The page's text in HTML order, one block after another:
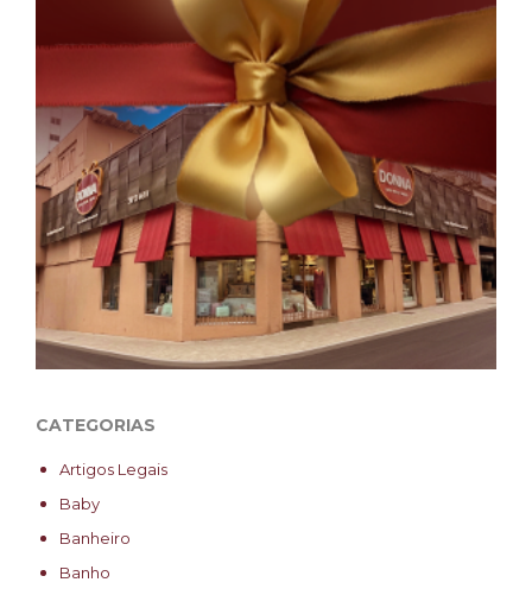
CATEGORIAS
Artigos Legais
Baby
Banheiro
Banho